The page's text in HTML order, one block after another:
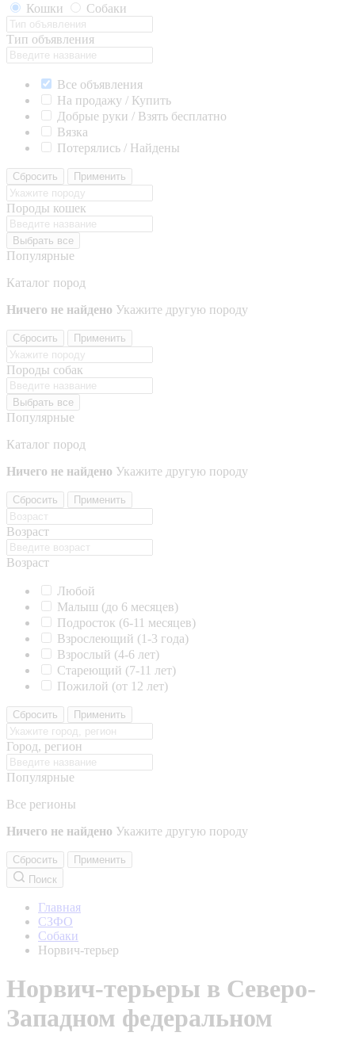
Кошки
Собаки
Тип объявления
Все объявления
На продажу / Купить
Добрые руки / Взять бесплатно
Вязка
Потерялись / Найдены
Сбросить Применить
Породы кошек
Выбрать все
Популярные
Каталог пород
Ничего не найдено Укажите другую породу
Сбросить Применить
Породы собак
Выбрать все
Популярные
Каталог пород
Ничего не найдено Укажите другую породу
Сбросить Применить
Возраст
Возраст
Любой
Малыш (до 6 месяцев)
Подросток (6-11 месяцев)
Взрослеющий (1-3 года)
Взрослый (4-6 лет)
Стареющий (7-11 лет)
Пожилой (от 12 лет)
Сбросить Применить
Город, регион
Популярные
Все регионы
Ничего не найдено Укажите другую породу
Сбросить
Применить
Поиск
Главная
СЗФО
Собаки
Норвич-терьер
Норвич-терьеры в Северо-
Западном федеральном